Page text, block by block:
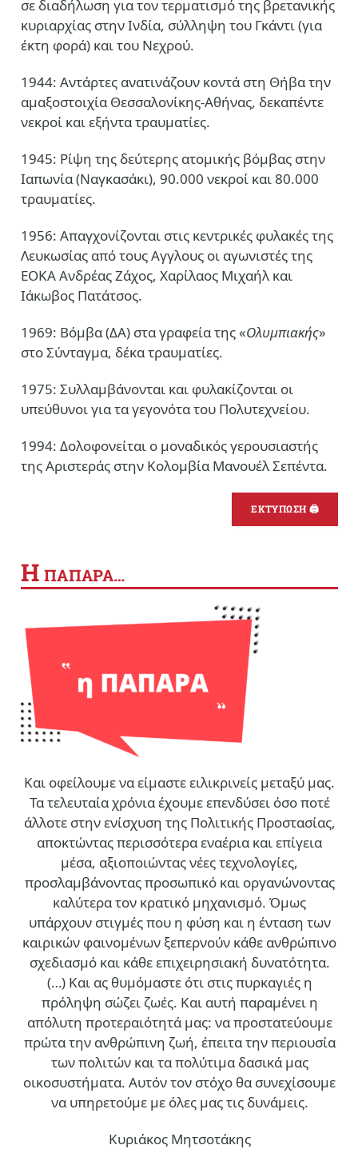
σε διαδήλωση για τον τερματισμό της βρετανικής
κυριαρχίας στην Ινδία, σύλληψη του Γκάντι (για
έκτη φορά) και του Νεχρού.
1944: Αντάρτες ανατινάζουν κοντά στη Θήβα την
αμαξοστοιχία Θεσσαλονίκης-Αθήνας, δεκαπέντε
νεκροί και εξήντα τραυματίες.
1945: Ρίψη της δεύτερης ατομικής βόμβας στην
Ιαπωνία (Ναγκασάκι), 90.000 νεκροί και 80.000
τραυματίες.
1956: Απαγχονίζονται στις κεντρικές φυλακές της
Λευκωσίας από τους Αγγλους οι αγωνιστές της
ΕΟΚΑ Ανδρέας Ζάχος, Χαρίλαος Μιχαήλ και
Ιάκωβος Πατάτσος.
1969: Βόμβα (ΔΑ) στα γραφεία της «Ολυμπιακής»
στο Σύνταγμα, δέκα τραυματίες.
1975: Συλλαμβάνονται και φυλακίζονται οι
υπεύθυνοι για τα γεγονότα του Πολυτεχνείου.
1994: Δολοφονείται ο μοναδικός γερουσιαστής
της Αριστεράς στην Κολομβία Μανουέλ Σεπέντα.
ΕΚΤΥΠΩΣΗ 🖨
Η ΠΑΠΑΡΑ…
Και οφείλουμε να είμαστε ειλικρινείς μεταξύ μας.
Τα τελευταία χρόνια έχουμε επενδύσει όσο ποτέ
άλλοτε στην ενίσχυση της Πολιτικής Προστασίας,
αποκτώντας περισσότερα εναέρια και επίγεια
μέσα, αξιοποιώντας νέες τεχνολογίες,
προσλαμβάνοντας προσωπικό και οργανώνοντας
καλύτερα τον κρατικό μηχανισμό. Όμως
υπάρχουν στιγμές που η φύση και η ένταση των
καιρικών φαινομένων ξεπερνούν κάθε ανθρώπινο
σχεδιασμό και κάθε επιχειρησιακή δυνατότητα.
(…) Και ας θυμόμαστε ότι στις πυρκαγιές η
πρόληψη σώζει ζωές. Και αυτή παραμένει η
απόλυτη προτεραιότητά μας: να προστατεύουμε
πρώτα την ανθρώπινη ζωή, έπειτα την περιουσία
των πολιτών και τα πολύτιμα δασικά μας
οικοσυστήματα. Αυτόν τον στόχο θα συνεχίσουμε
να υπηρετούμε με όλες μας τις δυνάμεις.
Κυριάκος Μητσοτάκης